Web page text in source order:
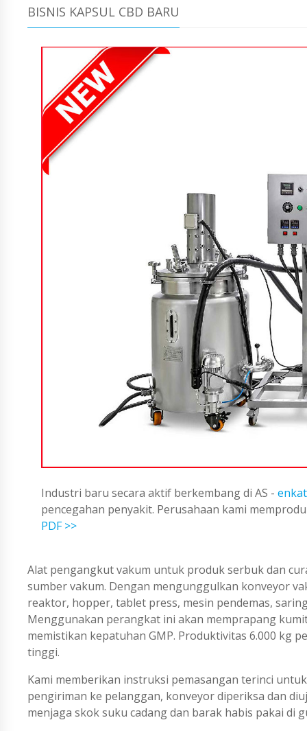
BISNIS KAPSUL CBD BARU
Industri baru secara aktif berkembang di AS -
pencegahan penyakit. Perusahaan kami
PDF >>
Alat pengangkut vakum untuk produk serbuk dan
sumber vakum. Dengan mengunggulkan konveyor
reaktor, hopper, tablet press, mesin pendemas,
Menggunakan perangkat ini akan memprapang
memistikan kepatuhan GMP. Produktivitas 6.000 kg
tinggi.
Kami memberikan instruksi pemasangan terinci
pengiriman ke pelanggan, konveyor diperiksa dan
menjaga skok suku cadang dan barak habis pakai di